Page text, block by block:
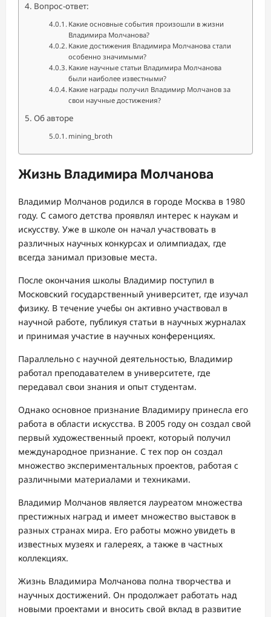
Вопрос-ответ:
Какие основные события произошли в жизни
Владимира Молчанова?
Какие достижения Владимира Молчанова стали
особенно значимыми?
Какие научные статьи Владимира Молчанова
были наиболее известными?
Какие награды получил Владимир Молчанов за
свои научные достижения?
Об авторе
mining_broth
Жизнь Владимира Молчанова
Владимир Молчанов родился в городе Москва в 1980
году. С самого детства проявлял интерес к наукам и
искусству. Уже в школе он начал участвовать в
различных научных конкурсах и олимпиадах, где
всегда занимал призовые места.
После окончания школы Владимир поступил в
Московский государственный университет, где изучал
физику. В течение учебы он активно участвовал в
научной работе, публикуя статьи в научных журналах
и принимая участие в научных конференциях.
Параллельно с научной деятельностью, Владимир
работал преподавателем в университете, где
передавал свои знания и опыт студентам.
Однако основное признание Владимиру принесла его
работа в области искусства. В 2005 году он создал свой
первый художественный проект, который получил
международное признание. С тех пор он создал
множество экспериментальных проектов, работая с
различными материалами и техниками.
Владимир Молчанов является лауреатом множества
престижных наград и имеет множество выставок в
разных странах мира. Его работы можно увидеть в
известных музеях и галереях, а также в частных
коллекциях.
Жизнь Владимира Молчанова полна творчества и
научных достижений. Он продолжает работать над
новыми проектами и вносить свой вклад в развитие